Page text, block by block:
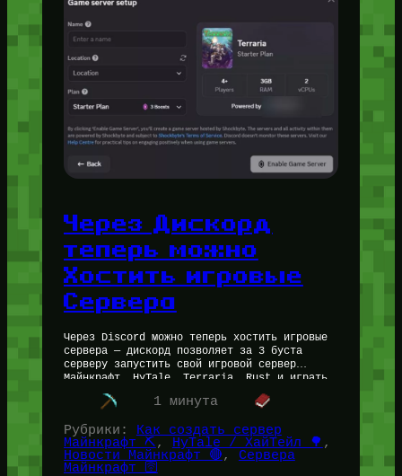
Через Дискорд
теперь можно
Хостить игровые
Сервера
Через Discord можно теперь хостить игровые
сервера — дискорд позволяет за 3 буста
серверу запустить свой игровой сервер
Майнкрафт, HyTale, Terraria, Rust и играть
на нём с друзьями. Давайте разбираться,…
1 минута
Рубрики:
Как создать сервер
Майнкрафт ⛏️, HyTale / ХайТейл 🌳
Новости Майнкрафт 🔴, Сервера
Майнкрафт 🛜